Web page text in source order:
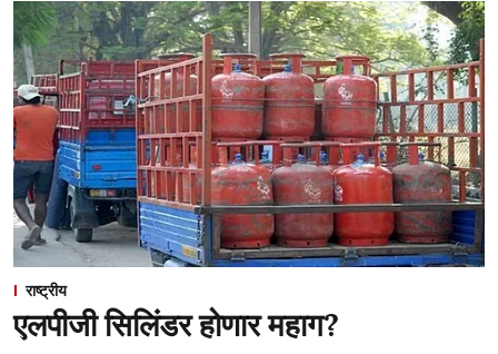
राष्ट्रीय
एलपीजी सिलिंडर होणार महाग?